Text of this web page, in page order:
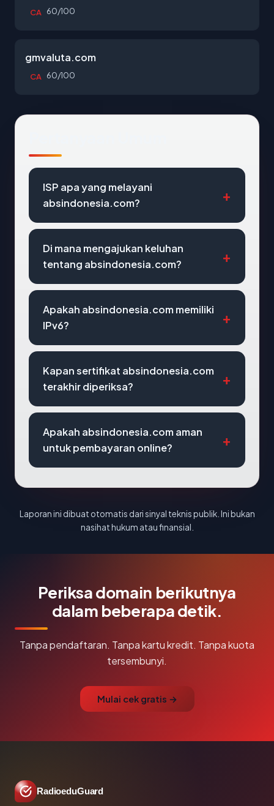
CA 60/100
gmvaluta.com
CA 60/100
ISP apa yang melayani
absindonesia.com?
Di mana mengajukan keluhan
tentang absindonesia.com?
Apakah absindonesia.com memiliki
IPv6?
Kapan sertifikat absindonesia.com
terakhir diperiksa?
Apakah absindonesia.com aman
untuk pembayaran online?
Laporan ini dibuat otomatis dari sinyal teknis publik. Ini bukan
nasihat hukum atau finansial.
Periksa domain berikutnya
dalam beberapa detik.
Tanpa pendaftaran. Tanpa kartu kredit. Tanpa kuota
tersembunyi.
Mulai cek gratis →
RadioeduGuard